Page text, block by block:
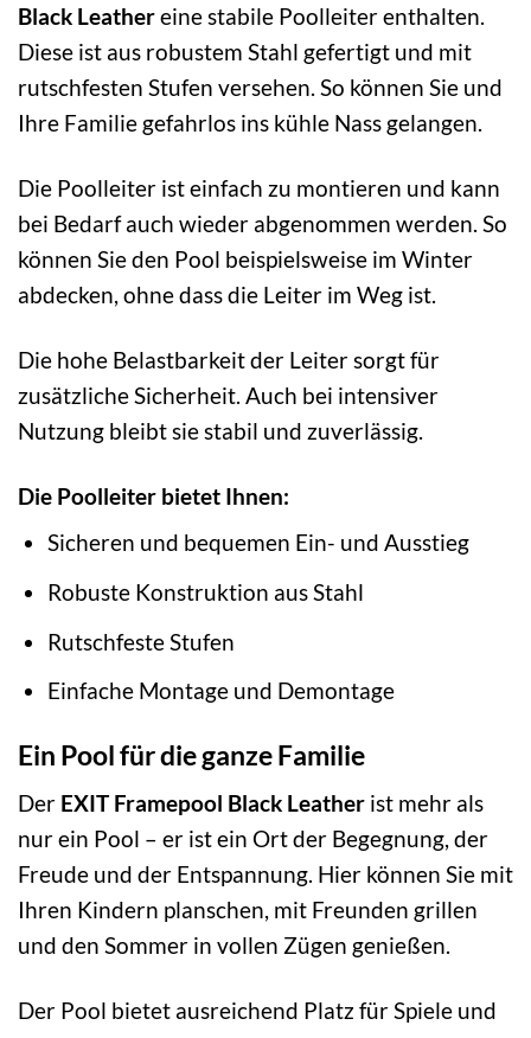
Black Leathereine stabile Poolleiter enthalten.
Diese ist aus robustem Stahl gefertigt und mit
rutschfesten Stufen versehen. So können Sie und
Ihre Familie gefahrlos ins kühle Nass gelangen.
Die Poolleiter ist einfach zu montieren und kann
bei Bedarf auch wieder abgenommen werden. So
können Sie den Pool beispielsweise im Winter
abdecken, ohne dass die Leiter im Weg ist.
Die hohe Belastbarkeit der Leiter sorgt für
zusätzliche Sicherheit. Auch bei intensiver
Nutzung bleibt sie stabil und zuverlässig.
Die Poolleiter bietet Ihnen:
Sicheren und bequemen Ein- und Ausstieg
Robuste Konstruktion aus Stahl
Rutschfeste Stufen
Einfache Montage und Demontage
Ein Pool für die ganze Familie
Der EXIT Framepool Black Leather ist mehr als
nur ein Pool – er ist ein Ort der Begegnung, der
Freude und der Entspannung. Hier können Sie mit
Ihren Kindern planschen, mit Freunden grillen
und den Sommer in vollen Zügen genießen.
Der Pool bietet ausreichend Platz für Spiele und